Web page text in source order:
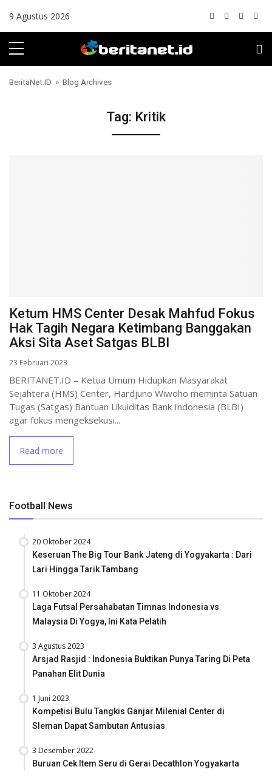
9 Agustus 2026
BeritaNet.ID » Blog Archives
Tag: Kritik
Ketum HMS Center Desak Mahfud Fokus
Hak Tagih Negara Ketimbang Banggakan
Aksi Sita Aset Satgas BLBI
23 Februari 2023
BERITANET.ID – Ketua Umum Hidupkan Masyarakat
Sejahtera (HMS) Center, Hardjuno Wiwoho meminta Satuan
Tugas (Satgas) Bantuan Likuiditas Bank Indonesia (BLBI)
agar fokus mengeksekusi...
Read more
Football News
20 Oktober 2024
Keseruan The Big Tour Bank Jateng di Yogyakarta : Dari
Lari Hingga Tarik Tambang
11 Oktober 2024
Laga Futsal Persahabatan Timnas Indonesia vs
Malaysia Di Yogya, Ini Kata Pelatih
3 Agustus 2023
Arsjad Rasjid : Indonesia Buktikan Punya Taring Di Peta
Panahan Elit Dunia
1 Juni 2023
Kompetisi Bulu Tangkis Ganjar Milenial Center di
Sleman Dapat Sambutan Antusias
3 Desember 2022
Buruan Cek Item Seru di Gerai Decathlon Yogyakarta